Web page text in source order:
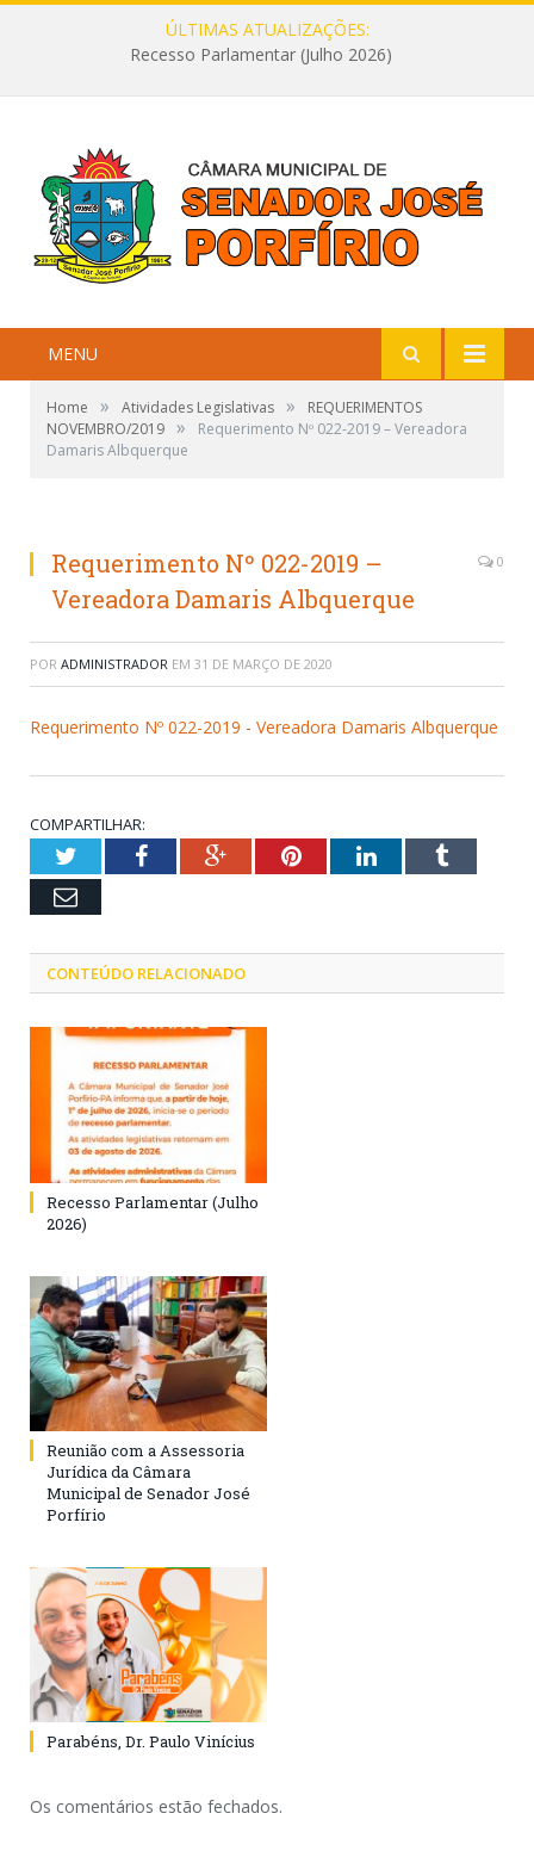
ÚLTIMAS ATUALIZAÇÕES:
Recesso Parlamentar (Julho 2026)
MENU
Home » Atividades Legislativas »
REQUERIMENTOS
NOVEMBRO/2019 »
Requerimento Nº 022-2019 – Vereadora
Damaris Albquerque
Requerimento Nº 022-2019 –
Vereadora Damaris Albquerque
0
POR ADMINISTRADOR EM 31 DE MARÇO DE 2020
Requerimento Nº 022-2019 - Vereadora Damaris Albquerque
COMPARTILHAR:
TwitterFacebookGoogle+PinterestLinkedInTumblr
Email
CONTEÚDO RELACIONADO
Recesso Parlamentar (Julho
2026)
Reunião com a Assessoria
Jurídica da Câmara
Municipal de Senador José
Porfírio
Parabéns, Dr. Paulo Vinícius
Os comentários estão fechados.